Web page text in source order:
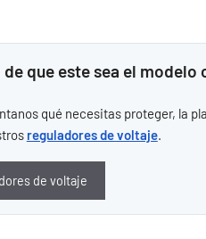
que este sea el modelo
qué necesitas proteger, la
reguladores de voltaje.
de voltaje